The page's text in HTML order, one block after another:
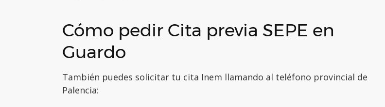
Cómo pedir Cita previa SEPE en
Guardo
También puedes solicitar tu cita Inem llamando al teléfono provincial de
Palencia: